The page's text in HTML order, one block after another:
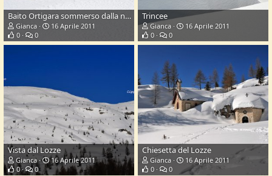
Baito Ortigara sommerso dalla neve
Gianca
16 Aprile 2011
0
0
Trincee
Gianca
16 Aprile 2011
0
0
Vista dal Lozze
Gianca
16 Aprile 2011
0
0
Chiesetta del Lozze
Gianca
16 Aprile 2011
0
0